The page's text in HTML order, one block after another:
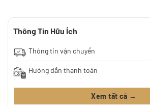
Thông Tin Hữu Ích
Thông tin vận chuyển
Hướng dẫn thanh toán
Xem tất cả →